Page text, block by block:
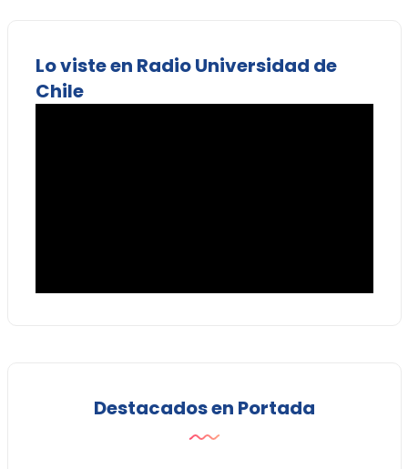
Lo viste en Radio Universidad de
Chile
Destacados en Portada